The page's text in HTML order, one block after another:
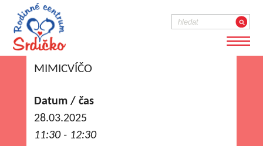
MIMICVÍČO
Datum / čas
28.03.2025
11:30 - 12:30